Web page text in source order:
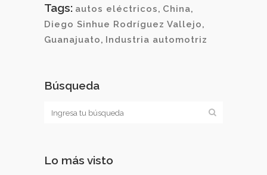
Tags: autos eléctricos, China,
Diego Sinhue Rodríguez Vallejo,
Guanajuato, Industria automotriz
Búsqueda
Lo más visto